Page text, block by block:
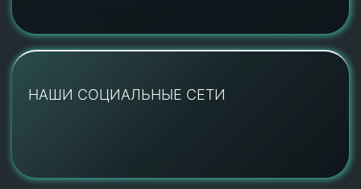
НАШИ СОЦИАЛЬНЫЕ СЕТИ